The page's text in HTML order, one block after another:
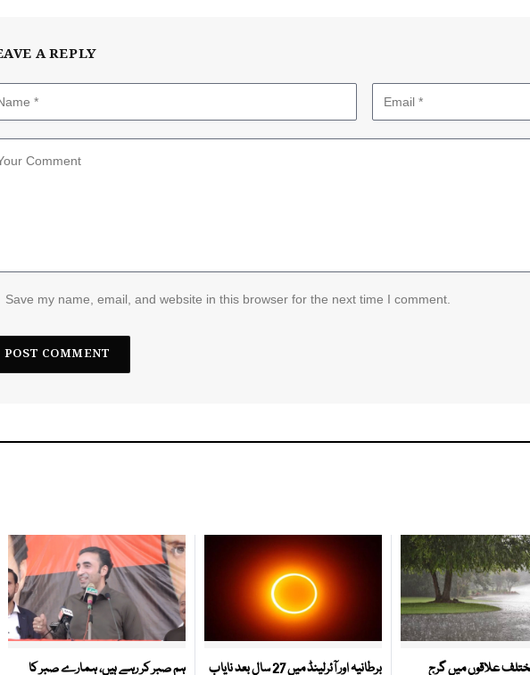
A REPLY
Save my name, email, and website in this browser for the next time I comment.
علاقوں میں گرج برطانیہ اور آئرلینڈ میں 27 سال بعد نایاب ہم صبر کر رہے ہیں، ہمارے صبر کا